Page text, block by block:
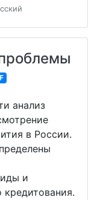
анализ
в России.
и
кредитования.